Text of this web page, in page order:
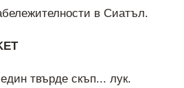
в Сиатъл.
твърде скъп... лук.